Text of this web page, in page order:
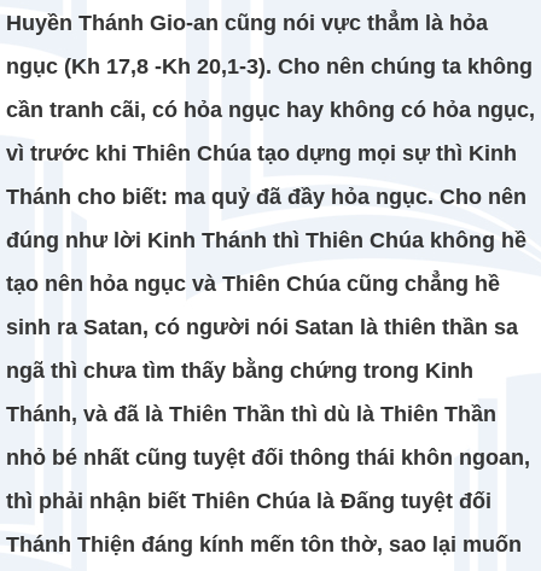
Huyền Thánh Gio-an cũng nói vực thẳm là hỏa
ngục (Kh 17,8 -Kh 20,1-3). Cho nên chúng ta không
cần tranh cãi, có hỏa ngục hay không có hỏa ngục,
vì trước khi Thiên Chúa tạo dựng mọi sự thì Kinh
Thánh cho biết: ma quỷ đã đầy hỏa ngục. Cho nên
đúng như lời Kinh Thánh thì Thiên Chúa không hề
tạo nên hỏa ngục và Thiên Chúa cũng chẳng hề
sinh ra Satan, có người nói Satan là thiên thần sa
ngã thì chưa tìm thấy bằng chứng trong Kinh
Thánh, và đã là Thiên Thần thì dù là Thiên Thần
nhỏ bé nhất cũng tuyệt đối thông thái khôn ngoan,
thì phải nhận biết Thiên Chúa là Đấng tuyệt đối
Thánh Thiện đáng kính mến tôn thờ, sao lại muốn